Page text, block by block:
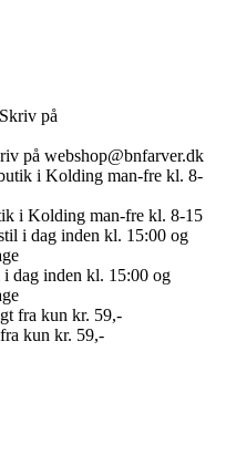
på webshop@bnfarver.dk
i Kolding man-fre kl. 8-15
i dag inden kl. 15:00 og
kun kr. 59,-